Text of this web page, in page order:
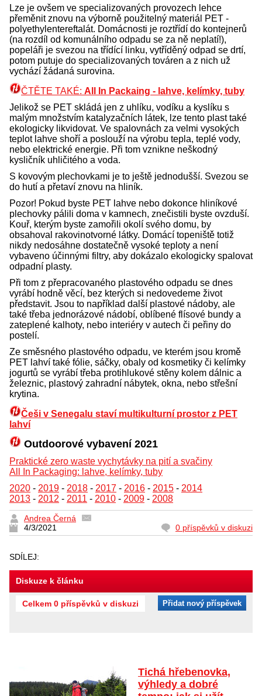
Lze je ovšem ve specializovaných provozech lehce
přeměnit znovu na výborně použitelný materiál PET -
polyethylentereftalát. Domácnosti je roztřídí do kontejnerů
(na rozdíl od komunálního odpadu se za ně neplatí!),
popeláři je svezou na třídící linku, vytříděný odpad se drtí,
potom putuje do specializovaných továren a z nich už
vychází žádaná surovina.
ČTĚTE TAKÉ: All In Packaing - lahve, kelímky, tuby
Jelikož se PET skládá jen z uhlíku, vodíku a kyslíku s
malým množstvím katalyzačních látek, lze tento plast také
ekologicky likvidovat. Ve spalovnách za velmi vysokých
teplot lahve shoří a poslouží na výrobu tepla, teplé vody,
nebo elektrické energie. Při tom vznikne neškodný
kysličník uhličitého a voda.
S kovovým plechovkami je to ještě jednodušší. Svezou se
do hutí a přetaví znovu na hliník.
Pozor! Pokud byste PET lahve nebo dokonce hliníkové
plechovky pálili doma v kamnech, znečistili byste ovzduší.
Kouř, kterým byste zamořili okolí svého domu, by
obsahoval rakovinotvorné látky. Domácí topeniště totiž
nikdy nedosáhne dostatečně vysoké teploty a není
vybaveno účinnými filtry, aby dokázalo ekologicky spalovat
odpadní plasty.
Při tom z přepracovaného plastového odpadu se dnes
vyrábí hodně věcí, bez kterých si nedovedeme život
představit. Jsou to například další plastové nádoby, ale
také třeba jednorázové nádobí, oblíbené flísové bundy a
zateplené kalhoty, nebo interiéry v autech či peřiny do
postelí.
Ze směsného plastového odpadu, ve kterém jsou kromě
PET lahví také fólie, sáčky, obaly od kosmetiky či kelímky
jogurtů se vyrábí třeba protihlukové stěny kolem dálnic a
železnic, plastový zahradní nábytek, okna, nebo střešní
krytina.
Češi v Senegalu staví multikulturní prostor z PET
lahví
Outdoorové vybavení 2021
Praktické zero waste vychytávky na pití a svačiny
All In Packaging: lahve, kelímky, tuby
2020 - 2019 - 2018 - 2017 - 2016 - 2015 - 2014
2013 - 2012 - 2011 - 2010 - 2009 - 2008
Andrea Černá
4/3/2021
0 příspěvků v diskuzi
SDÍLEJ:
Diskuze k článku
Celkem 0 příspěvků v diskuzi Přidat nový příspěvek
Tichá hřebenovka,
výhledy a dobré